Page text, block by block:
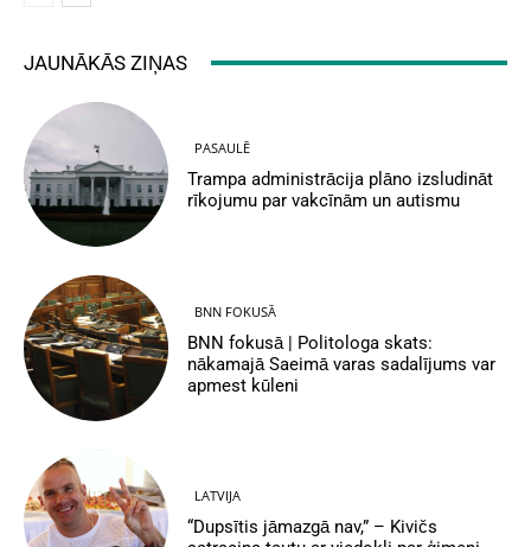
JAUNĀKĀS ZIŅAS
PASAULĒ
Trampa administrācija plāno izsludināt
rīkojumu par vakcīnām un autismu
BNN FOKUSĀ
BNN fokusā | Politologa skats:
nākamajā Saeimā varas sadalījums var
apmest kūleni
LATVIJA
“Dupsītis jāmazgā nav,” – Kivičs